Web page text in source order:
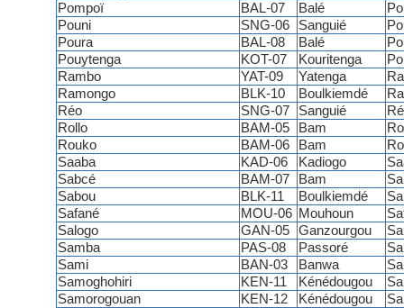
Pompoï
BAL-07 Balé
Pouni
SNG-06 Sanguié
Poura
BAL-08 Balé
Pouytenga
KOT-07 Kouritenga
Rambo
YAT-09 Yatenga
Ramongo
BLK-10 Boulkiemdé
Réo
SNG-07 Sanguié
Rollo
BAM-05 Bam
Rouko
BAM-06 Bam
Saaba
KAD-06 Kadiogo
Sabcé
BAM-07 Bam
Sabou
BLK-11 Boulkiemdé
Safané
MOU-06 Mouhoun
Salogo
GAN-05 Ganzourgou
Samba
PAS-08 Passoré
Sami
BAN-03 Banwa
Samoghohiri
KEN-11 Kénédougou
Samorogouan
KEN-12 Kénédougou